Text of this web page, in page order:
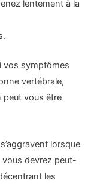
lentement à la
vos symptômes
vertébrale,
peut vous être
lorsque
devrez peut-
les